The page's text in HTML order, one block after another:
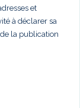
et
à déclarer sa
la publication